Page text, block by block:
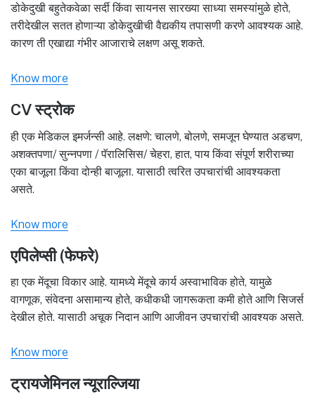
डोकेदुखी बहुतेकवेळा सर्दी किंवा सायनस सारख्या साध्या समस्यांमुळे होते,
तरीदेखील सतत होणाऱ्या डोकेदुखीची वैद्यकीय तपासणी करणे आवश्यक आहे.
कारण ती एखाद्या गंभीर आजाराचे लक्षण असू शकते.
Know more
CV स्ट्रोक
ही एक मेडिकल इमर्जन्सी आहे. लक्षणे: चालणे, बोलणे, समजून घेण्यात अडचण,
अशक्तपणा/ सुन्नपणा / पॅरालिसिस/ चेहरा, हात, पाय किंवा संपूर्ण शरीराच्या
एका बाजूला किंवा दोन्ही बाजूला. यासाठी त्वरित उपचारांची आवश्यकता
असते.
Know more
एपिलेप्सी (फेफरे)
हा एक मेंदूचा विकार आहे. यामध्ये मेंदूचे कार्य अस्वाभाविक होते, यामुळे
वागणूक, संवेदना असामान्य होते, कधीकधी जागरूकता कमी होते आणि सिजर्स
देखील होते. यासाठी अचूक निदान आणि आजीवन उपचारांची आवश्यक असते.
Know more
ट्रायजेमिनल न्यूराल्जिया